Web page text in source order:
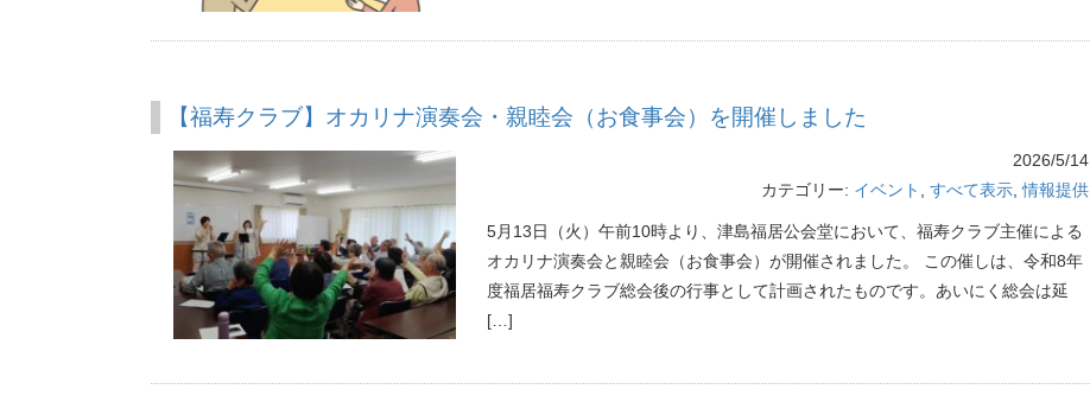
【福寿クラブ】オカリナ演奏会・親睦会（お食事会）を開催しました
2026/5/14
カテゴリー: イベント すべて表示,情報提供
5月13日（火）午前10時より、津島福居公会堂において、福寿クラブ主催による
オカリナ演奏会と親睦会（お食事会）が開催されました。 この催しは、令和8年
度福居福寿クラブ総会後の行事として計画されたものです。あいにく総会は延
[…]